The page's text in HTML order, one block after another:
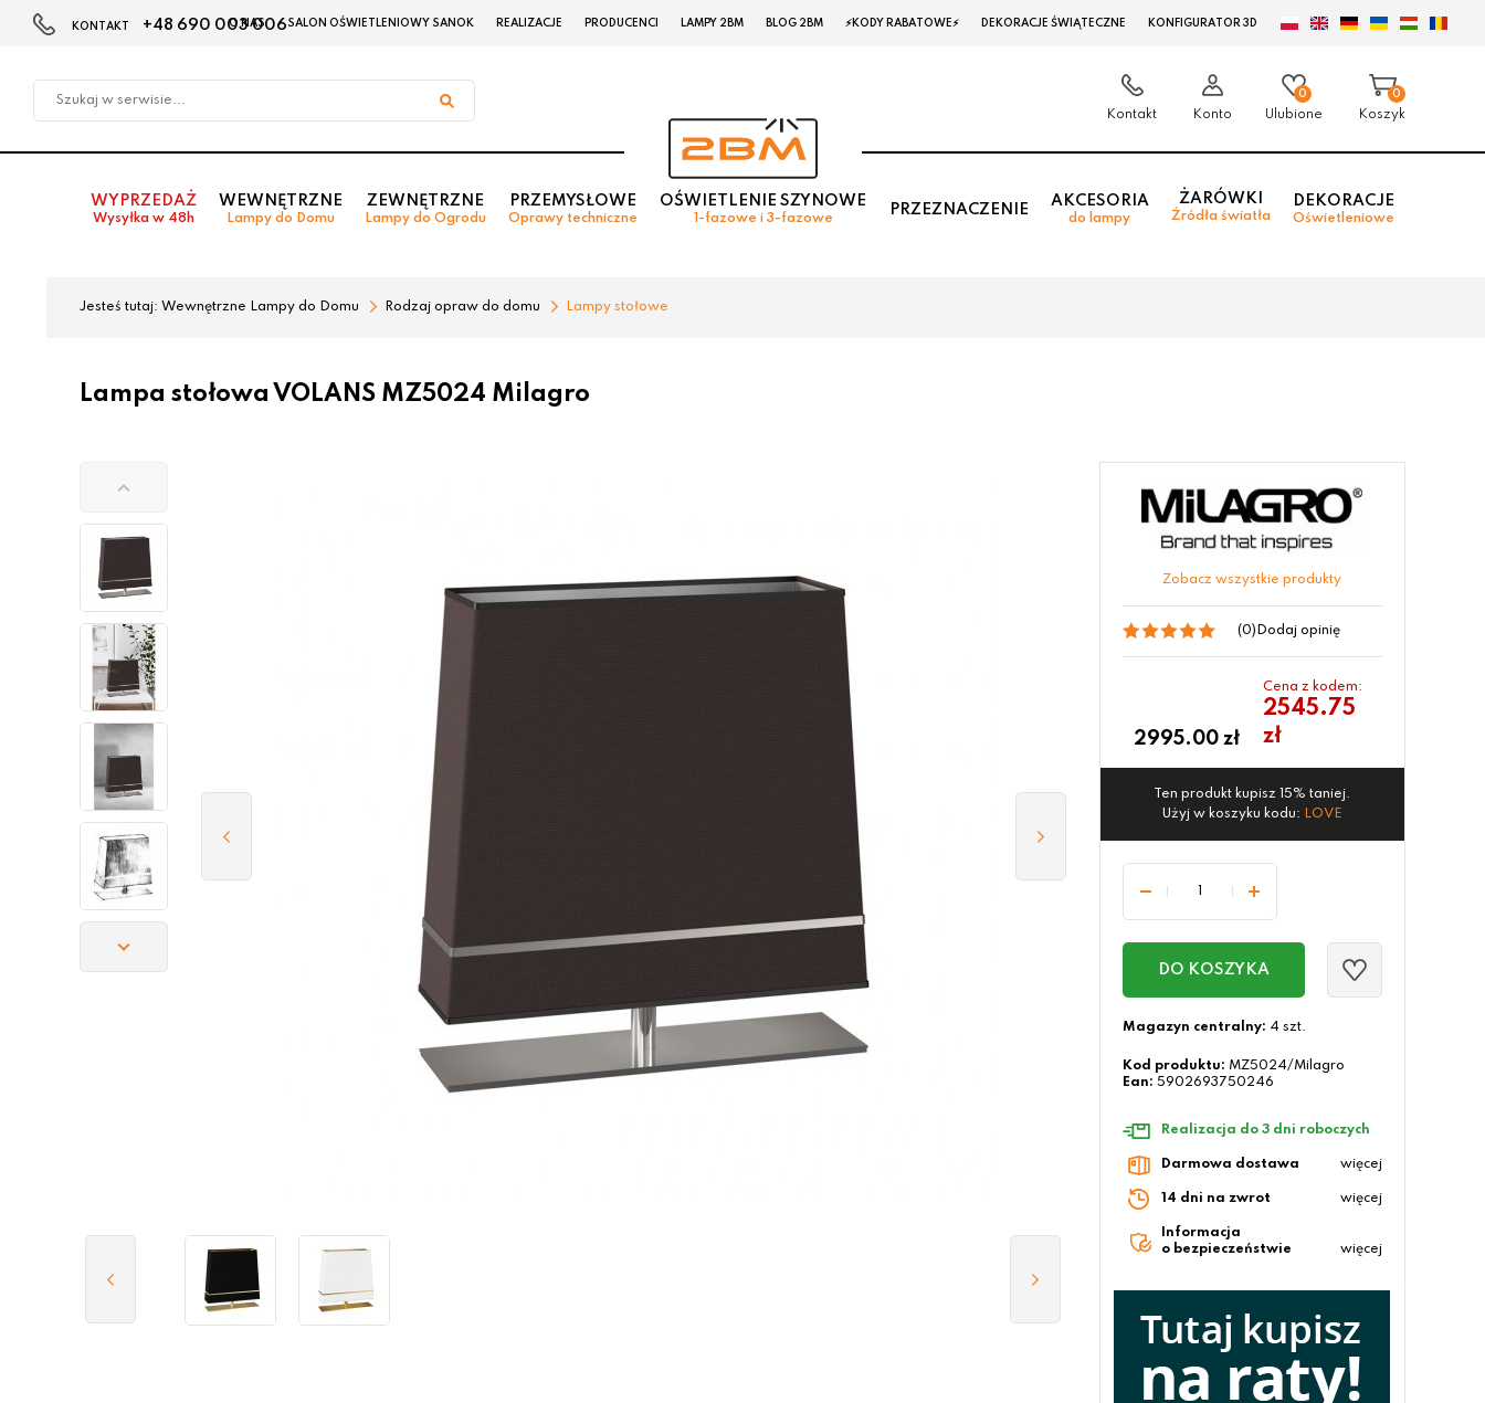
w
KONTAKT +48 690 003 006
O NAS SALON OŚWIETLENIOWY SANOK REALIZACJE PRODUCENCI LAMPY 2BM BLOG 2BM ⚡KODY RABATOWE⚡ DEKORACJE ŚWIĄTECZNE KONFIGURATOR 3D
Kontakt Konto
0
Ulubione
0
Koszyk
WYPRZEDAŻ
Wysyłka w 48h
WEWNĘTRZNE
Lampy do Domu
ZEWNĘTRZNE
Lampy do Ogrodu
PRZEMYSŁOWE
Oprawy techniczne
OŚWIETLENIE SZYNOWE
1-fazowe i 3-fazowe
PRZEZNACZENIE
AKCESORIA
do lampy
ŻARÓWKI
Źródła światła
DEKORACJE
Oświetleniowe
Jesteś tutaj: Wewnętrzne Lampy do Domu Rodzaj opraw do domu Lampy stołowe
Lampa stołowa VOLANS MZ5024 Milagro
Zobacz wszystkie produkty
(0) Dodaj opinię
Cena z kodem:
2545.75
zł
2995.00 zł
Ten produkt kupisz 15% taniej.
Użyj w koszyku kodu: LOVE
DO KOSZYKA
Magazyn centralny: 4 szt.
Kod produktu: MZ5024/Milagro
Ean: 5902693750246
Realizacja do 3 dni roboczych
Darmowa dostawa więcej
14 dni na zwrot więcej
Informacja
o bezpieczeństwie
więcej